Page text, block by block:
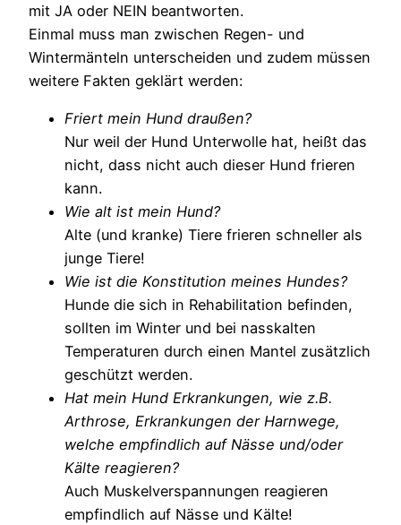
mit JA oder NEIN beantworten.
Einmal muss man zwischen Regen- und
Wintermänteln unterscheiden und zudem müssen
weitere Fakten geklärt werden:
Friert mein Hund draußen?
Nur weil der Hund Unterwolle hat, heißt das
nicht, dass nicht auch dieser Hund frieren
kann.
Wie alt ist mein Hund?
Alte (und kranke) Tiere frieren schneller als
junge Tiere!
Wie ist die Konstitution meines Hundes?
Hunde die sich in Rehabilitation befinden,
sollten im Winter und bei nasskalten
Temperaturen durch einen Mantel zusätzlich
geschützt werden.
Hat mein Hund Erkrankungen, wie z.B.
Arthrose, Erkrankungen der Harnwege,
welche empfindlich auf Nässe und/oder
Kälte reagieren?
Auch Muskelverspannungen reagieren
empfindlich auf Nässe und Kälte!